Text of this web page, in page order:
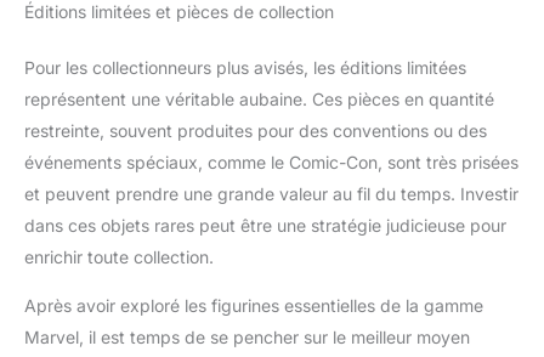
Éditions limitées et pièces de collection
Pour les collectionneurs plus avisés, les éditions limitées
représentent une véritable aubaine. Ces pièces en quantité
restreinte, souvent produites pour des conventions ou des
événements spéciaux, comme le Comic-Con, sont très prisées
et peuvent prendre une grande valeur au fil du temps. Investir
dans ces objets rares peut être une stratégie judicieuse pour
enrichir toute collection.
Après avoir exploré les figurines essentielles de la gamme
Marvel, il est temps de se pencher sur le meilleur moyen